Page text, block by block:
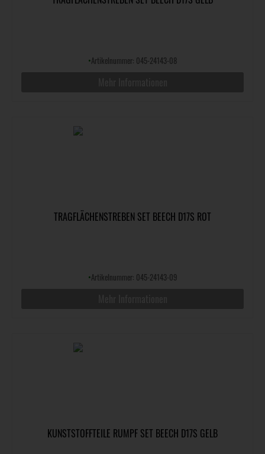
•Artikelnummer: 045-24143-08
TRAGFLÄCHENSTREBEN SET BEECH D17S ROT
•Artikelnummer: 045-24143-09
KUNSTSTOFFTEILE RUMPF SET BEECH D17S GELB